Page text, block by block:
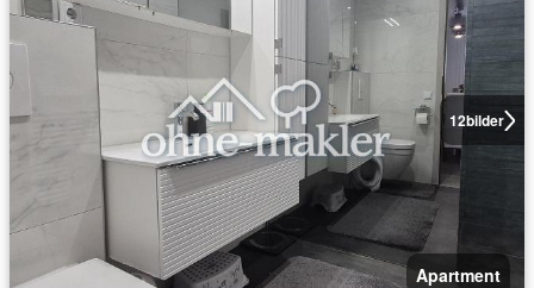
12bilder
Apartment